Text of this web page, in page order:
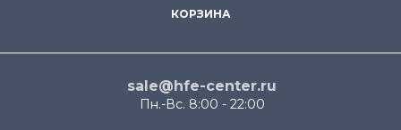
КОРЗИНА
sale@hfe-center.ru
Пн.-Вс. 8:00 - 22:00